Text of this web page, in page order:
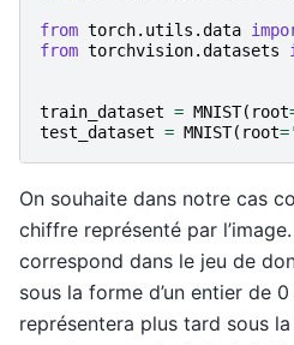
from torch.utils.data
from torchvision.datasets
train_dataset = MNIST( root
test_dataset = MNIST( root=
On souhaite dans notre cas
chiffre représenté par
correspond dans le jeu de
sous la forme d’un entier de 0
représentera plus tard sous